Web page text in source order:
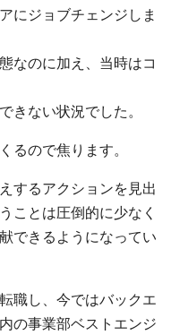
にジョブチェンジしま
なのに加え、当時はコ
きない状況でした。
るので焦ります。
するアクションを見出
ことは圧倒的に少なく
できるようになってい
職し、今ではバックエ
の事業部ベストエンジ